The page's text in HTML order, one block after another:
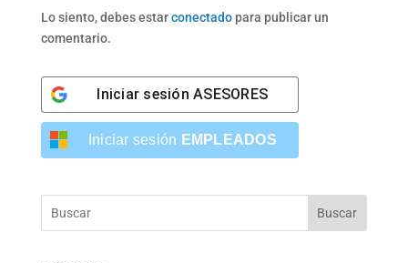
Lo siento, debes estarconectadopara publicar un
comentario.
Iniciar sesiónASESORES
Iniciar sesión EMPLEADOS
Buscar